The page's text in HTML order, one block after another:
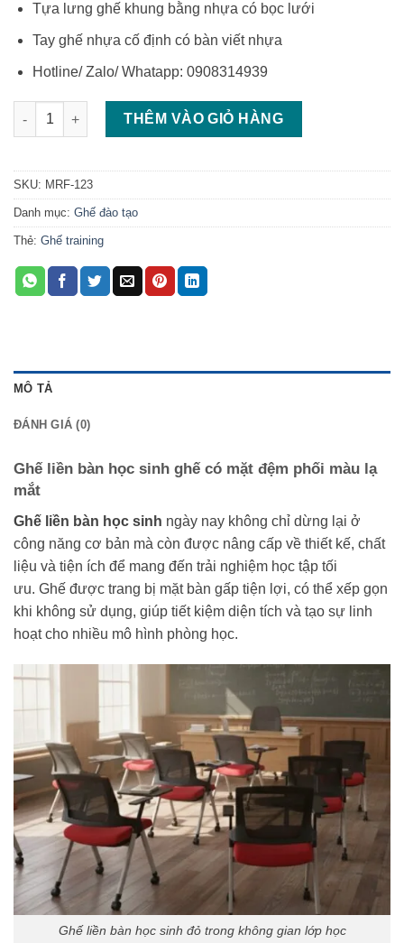
Tựa lưng ghế khung bằng nhựa có bọc lưới
Tay ghế nhựa cố định có bàn viết nhựa
Hotline/ Zalo/ Whatapp: 0908314939
Ghế liền bàn học sinh ghế có tựa lưng lưới số lượng
THÊM VÀO GIỎ HÀNG
SKU: MRF-123
Danh mục: Ghế đào tạo
Thẻ: Ghế training
MÔ TẢ
ĐÁNH GIÁ (0)
Ghế liền bàn học sinh ghế có mặt đệm phối màu lạ
mắt
Ghế liền bàn học sinh ngày nay không chỉ dừng lại ở
công năng cơ bản mà còn được nâng cấp về thiết kế, chất
liệu và tiện ích để mang đến trải nghiệm học tập tối
ưu. Ghế được trang bị mặt bàn gấp tiện lợi, có thể xếp gọn
khi không sử dụng, giúp tiết kiệm diện tích và tạo sự linh
hoạt cho nhiều mô hình phòng học.
Ghế liền bàn học sinh đỏ trong không gian lớp học